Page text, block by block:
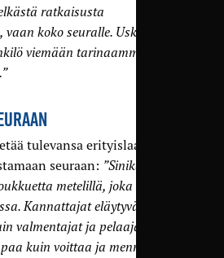
ratkaisusta
koko seuralle. Uskon että
viemään tarinaamme
tulevansa erityislaatuiseen,
seuraan: ”Sinikaarti
metelillä, joka on
Kannattajat eläytyvät peliin
valmentajat ja pelaajat, eikä
kuin voittaa ja mennä